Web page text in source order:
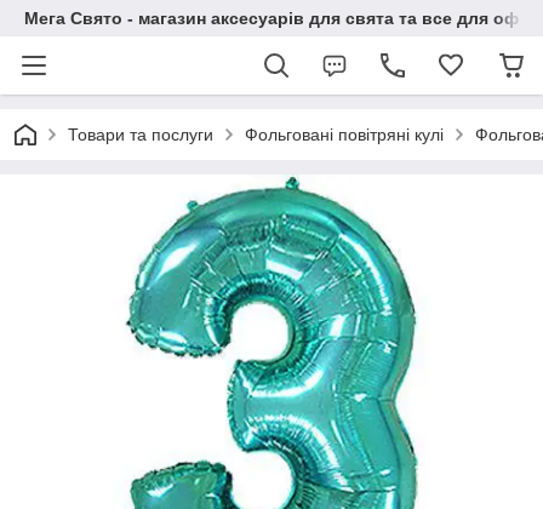
Мега Свято - магазин аксесуарів для свята та все для
Товари та послуги Фольговані повітряні кулі